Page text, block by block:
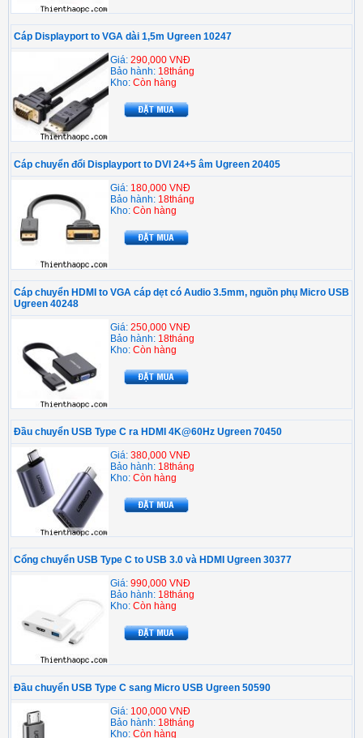
Cáp Displayport to VGA dài 1,5m Ugreen 10247
Giá: 290,000 VNĐ
Bảo hành: 18tháng
Kho: Còn hàng
Cáp chuyển đổi Displayport to DVI 24+5 âm Ugreen 20405
Giá: 180,000 VNĐ
Bảo hành: 18tháng
Kho: Còn hàng
Cáp chuyển HDMI to VGA cáp dẹt có Audio 3.5mm, nguồn phụ Micro USB
Ugreen 40248
Giá: 250,000 VNĐ
Bảo hành: 18tháng
Kho: Còn hàng
Đầu chuyển USB Type C ra HDMI 4K@60Hz Ugreen 70450
Giá: 380,000 VNĐ
Bảo hành: 18tháng
Kho: Còn hàng
Cổng chuyển USB Type C to USB 3.0 và HDMI Ugreen 30377
Giá: 990,000 VNĐ
Bảo hành: 18tháng
Kho: Còn hàng
Đầu chuyển USB Type C sang Micro USB Ugreen 50590
Giá: 100,000 VNĐ
Bảo hành: 18tháng
Kho: Còn hàng